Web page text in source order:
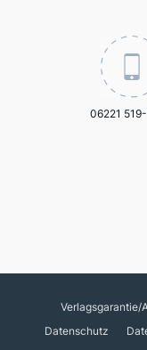
06221
Verlagsgarantie/
Datenschutz